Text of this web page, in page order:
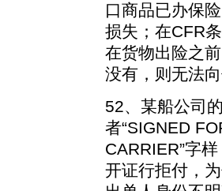
口商品已办保
损失；在CFR
在货物出险之
没有，则无法
52、某船公司
者“SIGNED
CARRIER”字
开证行拒付，